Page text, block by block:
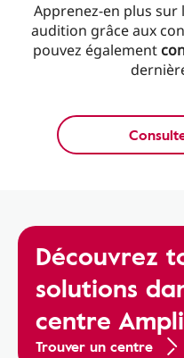
Apprenez-en plus
audition grâce aux
pouvez également
Découvrez
solutions
centre
Trouver un centre